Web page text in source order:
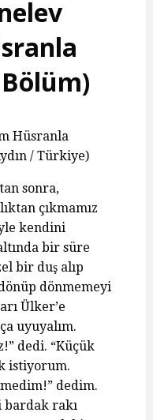
Hüsranla
/ Türkiye)
sonra,
çıkmamız
kendini
bir süre
bir duş alıp
dönüp dönmemeyi
Ülker’e
uyuyalım.
dedi. “Küçük
istiyorum.
dedim.
bardak rakı